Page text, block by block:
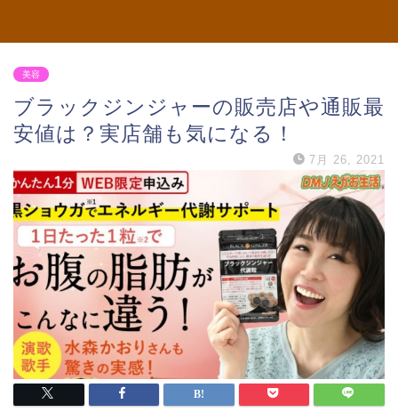
美容
ブラックジンジャーの販売店や通販最
安値は？実店舗も気になる！
7月 26, 2021